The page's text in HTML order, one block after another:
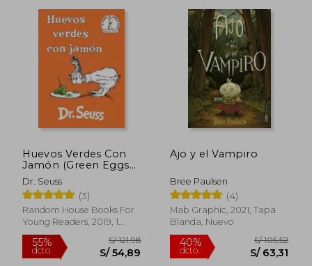
55%
dcto.
S/ 147,87
S/ 66,54
55%
dcto. S/
Huevos Verdes Con
Jamón (Green Eggs
and Ham Spanish
Edition)
Dr. Seuss
(3)
Random House Books For
Young Readers, 2019, 1
Edición, Tapa Dura, Nuevo
Ajo y el Vampiro
Bree Paulsen
(4)
Mab Graphic, 2021, Tapa
Blanda, Nuevo